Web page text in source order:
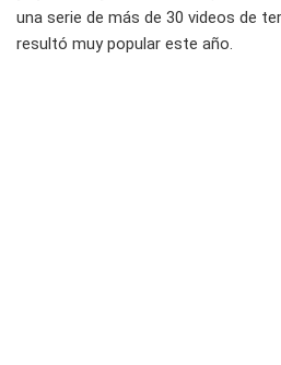
una serie de más de 30 videos de
resultó muy popular este año.